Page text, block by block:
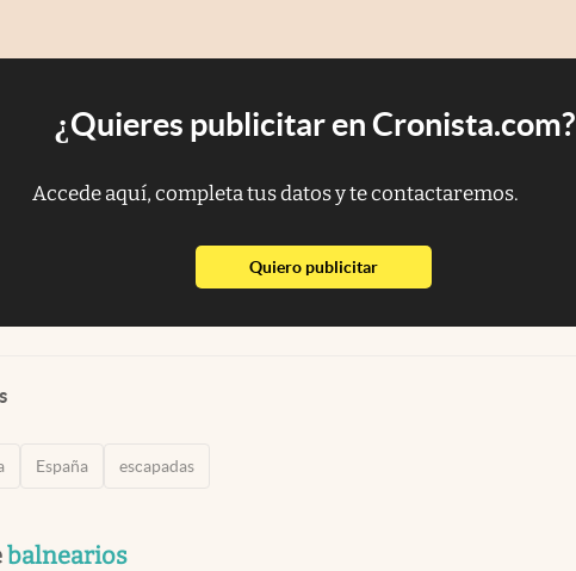
¿Quieres publicitar en Cronista.com?
Accede aquí, completa tus datos y te contactaremos.
Quiero publicitarabre en nueva pestaña
España escapadas
balnearios